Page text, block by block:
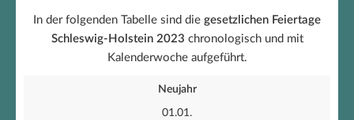
EXCEL-Kalender 2023
In der folgenden Tabelle sind die gesetzlichen Feiertage
Schleswig-Holstein 2023 chronologisch und mit
Kalenderwoche aufgeführt.
Neujahr
01.01.